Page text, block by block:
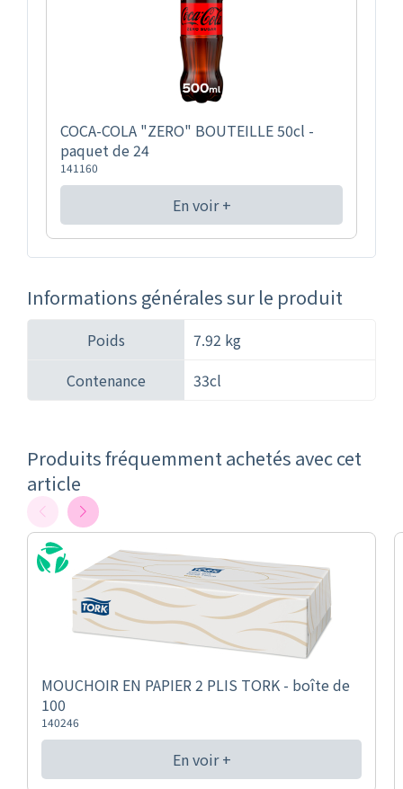
COCA-COLA "ZERO" BOUTEILLE 50cl -
paquet de 24
141160
En voir +
Informations générales sur le produit
Poids
7.92 kg
Contenance
33cl
Produits fréquemment achetés avec cet
article
MOUCHOIR EN PAPIER 2 PLIS TORK - boîte de
100
140246
En voir +